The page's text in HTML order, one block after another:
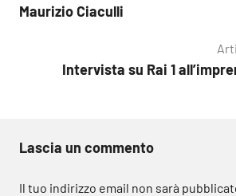
Maurizio Ciaculli
Intervista su Rai 1
Lascia un commento
Il tuo indirizzo email non sarà